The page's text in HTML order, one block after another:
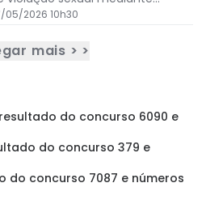
e assédio sexual contra
mulheres
05/2026 10h30
mais > >
do concurso 6090 e
do concurso 379 e
do concurso 7087 e números